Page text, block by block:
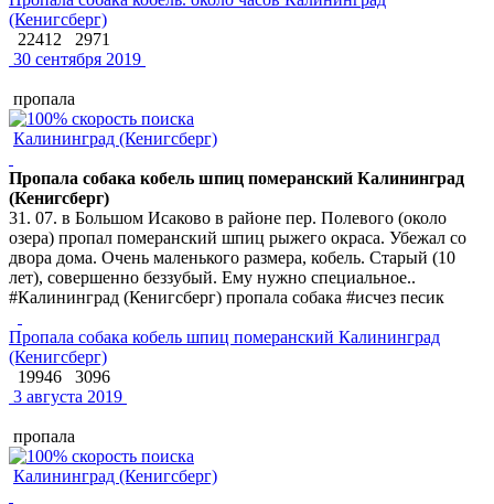
(Кенигсберг)
22412
2971
30 сентября 2019
пропала
Калининград (Кенигсберг)
Пропала собака кобель шпиц померанский Калининград
(Кенигсберг)
31. 07. в Большом Исаково в районе пер. Полевого (около
озера) пропал померанский шпиц рыжего окраса. Убежал со
двора дома. Очень маленького размера, кобель. Старый (10
лет), совершенно беззубый. Ему нужно специальное..
#Калининград (Кенигсберг) пропала собака #исчез песик
Пропала собака кобель шпиц померанский Калининград
(Кенигсберг)
19946
3096
3 августа 2019
пропала
Калининград (Кенигсберг)